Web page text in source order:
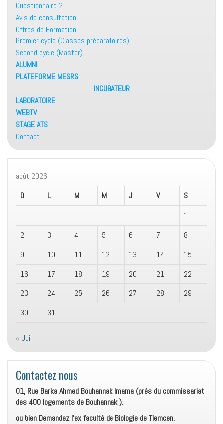
Questionnaire 2
Avis de consultation
Offres de Formation
Premier cycle (Classes préparatoires)
Second cycle (Master)
ALUMNI
PLATEFORME MESRS
INCUBATEUR
LABORATOIRE
WEBTV
STAGE ATS
Contact
août 2026
D
L M M J V
S
1
2
3 4 5 6 7
8
9
10 11 12 13 14
15
16
17 18 19 20 21
22
23
24 25 26 27 28
29
30
31
« Juil
Contactez nous
01, Rue Barka Ahmed Bouhannak Imama (prés du commissariat
des 400 logements de Bouhannak ).
ou bien Demandez l’ex faculté de Biologie de Tlemcen.